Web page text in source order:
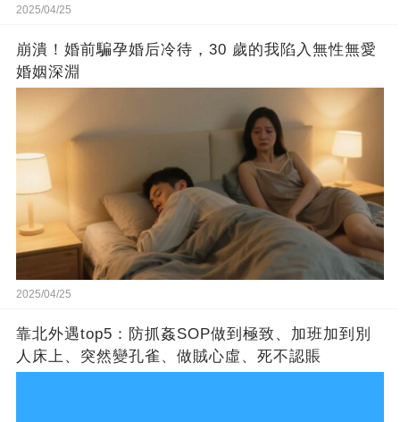
2025/04/25
崩潰！婚前騙孕婚后冷待，30 歲的我陷入無性無愛
婚姻深淵
2025/04/25
靠北外遇top5：防抓姦SOP做到極致、加班加到別
人床上、突然變孔雀、做賊心虛、死不認賬